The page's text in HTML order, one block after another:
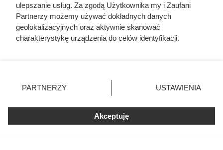
najlepsze okazje!
ulepszanie usług. Za zgodą Użytkownika my i Zaufani
Partnerzy możemy używać dokładnych danych
geolokalizacyjnych oraz aktywnie skanować
charakterystykę urządzenia do celów identyfikacji.
zmienić/wycofać klikając przycisk ustawień prywatności
znajdujący się w lewym dolnym rogu strony
rodzaje przetwarzania danych nie wymagają zgody
użytkownika, ale masz prawo sprzeciwić się takiemu
przetwarzaniu. Preferencje będą miały zastosowania tylko
PARTNERZY USTAWIENIA
Akceptuję